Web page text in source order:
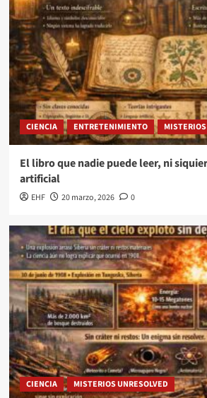
CIENCIA ENTRETENIMIENTO
El libro que nadie puede leer, ni
artificial
EHF 20 marzo, 2026 0
CIENCIA MISTERIOS UNRESOLVED